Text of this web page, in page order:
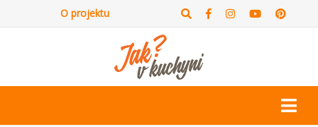
O projektu